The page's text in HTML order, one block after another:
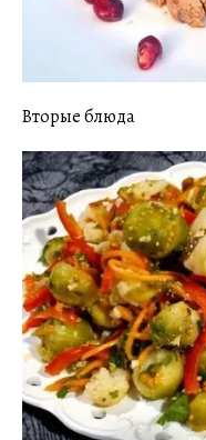
Вторые блюда